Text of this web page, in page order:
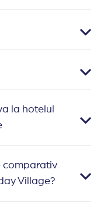
la hotelul
comparativ
Village?